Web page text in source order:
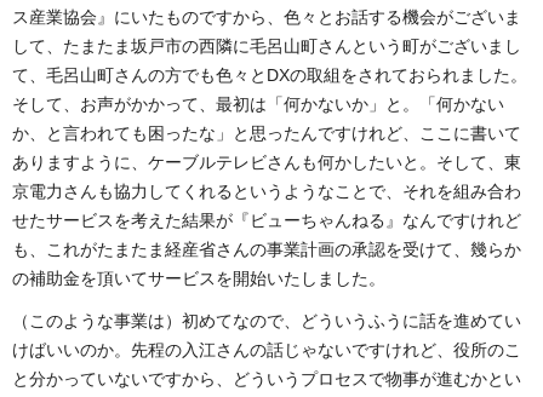
ス産業協会』にいたものですから、色々とお話する機会がございま
して、たまたま坂戸市の西隣に毛呂山町さんという町がございまし
て、毛呂山町さんの方でも色々とDXの取組をされておられました。
そして、お声がかかって、最初は「何かないか」と。「何かない
か、と言われても困ったな」と思ったんですけれど、ここに書いて
ありますように、ケーブルテレビさんも何かしたいと。そして、東
京電力さんも協力してくれるというようなことで、それを組み合わ
せたサービスを考えた結果が『ビューちゃんねる』なんですけれど
も、これがたまたま経産省さんの事業計画の承認を受けて、幾らか
の補助金を頂いてサービスを開始いたしました。
（このような事業は）初めてなので、どういうふうに話を進めてい
けばいいのか。先程の入江さんの話じゃないですけれど、役所のこ
と分かっていないですから、どういうプロセスで物事が進むかとい